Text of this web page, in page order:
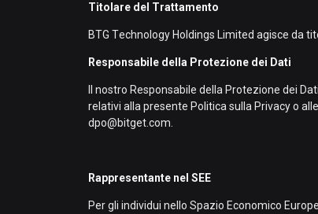
Titolare del Trattamento
BTG Technology Holdings Limited agisce da
Responsabile della Protezione dei Dati
Il nostro Responsabile della Protezione dei
relativi alla presente Politica sulla Privacy o
dpo@bitget.com.
Rappresentante nel SEE
Per gli individui nello Spazio Economico